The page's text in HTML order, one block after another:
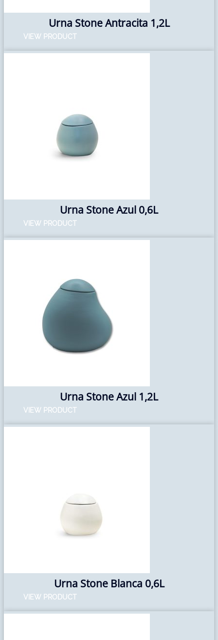
Urna Stone Antracita 1,2L
VIEW PRODUCT
Urna Stone Azul 0,6L
VIEW PRODUCT
Urna Stone Azul 1,2L
VIEW PRODUCT
Urna Stone Blanca 0,6L
VIEW PRODUCT